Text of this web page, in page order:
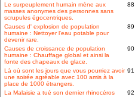
Le surpeuplement humain mène aux
masses anonymes des personnes sans
scrupules égocentriques.
88
Causes d' explosion de population
humaine : Nettoyer l'eau potable pour
devenir rare.
89
Causes de croissance de population
humaine : Chauffage global et ainsi la
fonte des chapeaux de glace.
90
Là où sont les jours que vous pourriez avoir
une soirée agréable avec 100 amis à la
place de 1000 étrangers.
91
La Malaisie a tué son dernier rhinocéros
92